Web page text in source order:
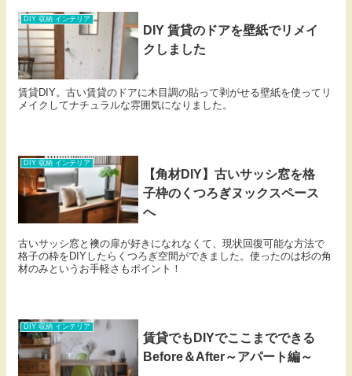
DIY 収納 インテリア
DIY 賃貸のドアを壁紙でリメイ
クしました
賃貸DIY。古い賃貸のドアに木目調の貼って剥がせる壁紙を使ってリ
メイクしてナチュラルな雰囲気になりました。
DIY 収納 インテリア
【角材DIY】古いサッシ窓を格
子枠のくつろぎヌックスペース
へ
古いサッシ窓と襖の扉が好きになれなくて、現状回復可能な方法で
格子の枠をDIYしたらくつろぎ空間ができました。使ったのは杉の角
材のみというお手軽さもポイント！
DIY 収納 インテリア
賃貸でもDIYでここまでできる
Before＆After～アパート編～